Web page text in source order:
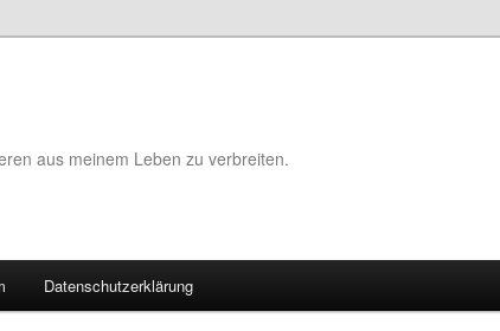
aus meinem Leben zu verbreiten.
Datenschutzerklärung